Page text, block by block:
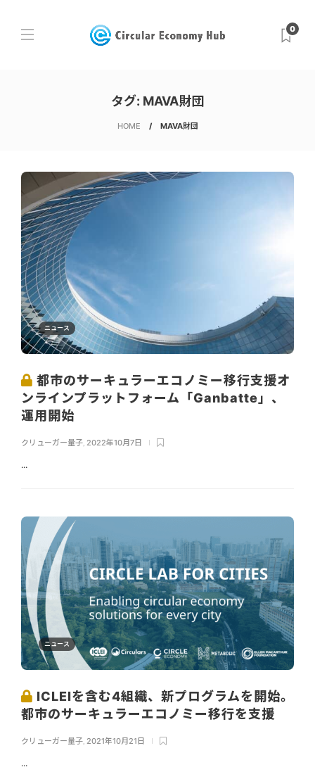
0
タグ: MAVA財団
HOME MAVA財団
ニュース
都市のサーキュラーエコノミー移行支援オ
ンラインプラットフォーム「Ganbatte」、
運用開始
クリューガー量子 2022年10月7日
...
ニュース
ICLEIを含む4組織、新プログラムを開始。
都市のサーキュラーエコノミー移行を支援
クリューガー量子, 2021年10月21日
...